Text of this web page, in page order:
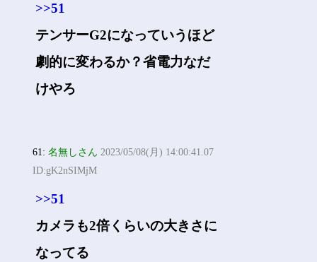
>>51
テンサーG2になっていうほど
劇的に変わるか？省電力なだ
けやろ
61:名無しさん 2023/05/08(月) 14:00:41.07
ID:gK2nSIMjM
>>51
カメラも2倍くらいの大きさに
なってる